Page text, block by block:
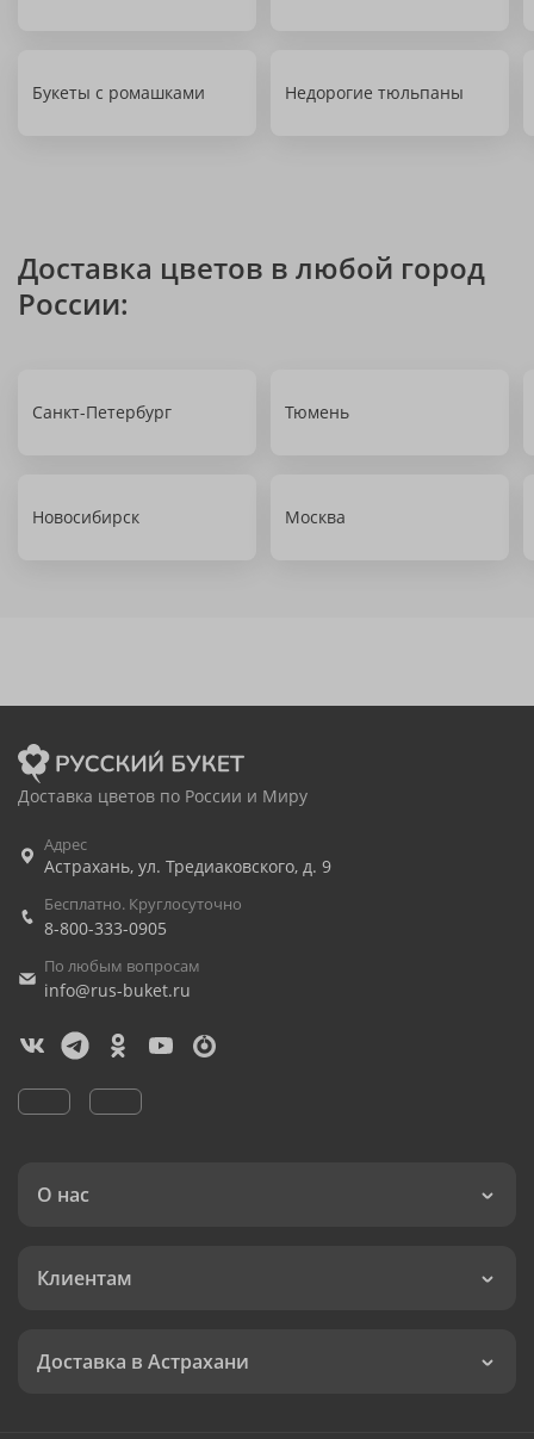
Букеты с ромашками Недорогие тюльпаны
Доставка цветов в любой город
России:
Санкт-Петербург Тюмень
Новосибирск Москва
Доставка цветов по России и Миру
Адрес
Астрахань, ул. Тредиаковского, д. 9
Бесплатно. Круглосуточно
8-800-333-0905
По любым вопросам
info@rus-buket.ru
О нас
Клиентам
Доставка в Астрахани